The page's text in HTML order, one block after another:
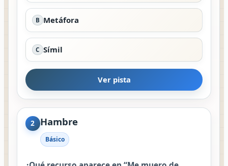
B Metáfora
C Símil
Ver pista
2 Hambre
Básico